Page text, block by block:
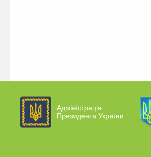
Адміністрація
Президента України